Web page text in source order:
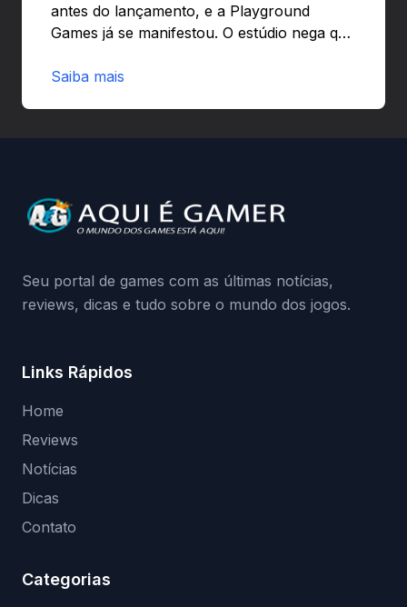
antes do lançamento, e a Playground
Games já se manifestou. O estúdio nega que
preload e avisa que quem usar versões não
da Playground: negação do preload,
medidas contra acessos não autorizados
Saiba mais
Seu portal de games com as últimas notícias,
reviews, dicas e tudo sobre o mundo dos jogos.
Links Rápidos
Home
Reviews
Notícias
Dicas
Contato
Categorias